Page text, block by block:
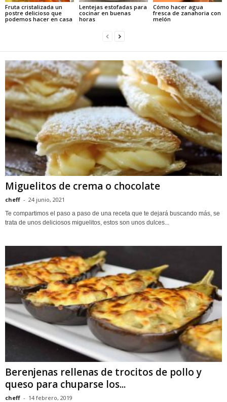
Fruta cristalizada un
postre delicioso que
podemos hacer en casa
Lentejas estofadas para
cocinar en buenas
horas
Cómo hacer agua
fresca de zanahoria con
melón
Miguelitos de crema o chocolate
cheff - 24 junio, 2021
Te compartimos el paso a paso de una receta que te dejará buscando más, se
trata de unos deliciosos miguelitos, estos son unos dulces...
Berenjenas rellenas de trocitos de pollo y
queso para chuparse los...
cheff - 14 febrero, 2019